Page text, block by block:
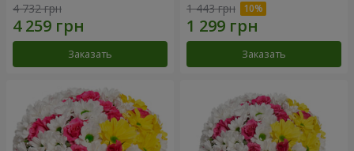
4 732 грн
Заказать
1 443 грн
Заказать